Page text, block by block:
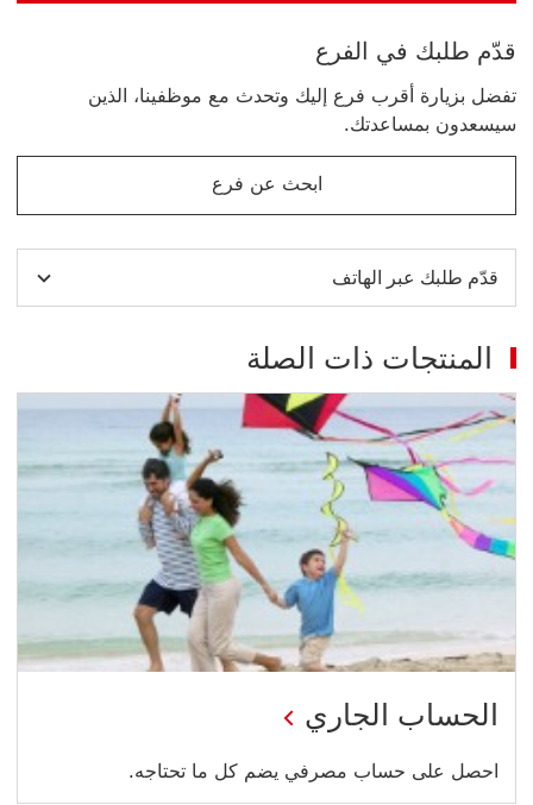
قدّم طلبك في الفرع
تفضل بزيارة أقرب فرع إليك وتحدث مع موظفينا، الذين
سيسعدون بمساعدتك.
ابحث عن فرع
قدّم طلبك عبر الهاتف
المنتجات ذات الصلة
الحساب الجاري
احصل على حساب مصرفي يضم كل ما تحتاجه.